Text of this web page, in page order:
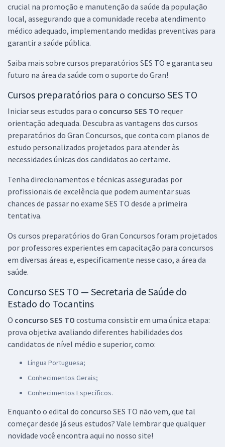
SES TO - Secretaria de Saúde do Estado do Tocantins - Gestor em
Saúde (Pós-Edital)
R$ 558,32
ou 12x deR$46,53
Economize R$ 139,58 (-20%)
SES TO - Secretaria de Saúde do Estado do Tocantins - Nutricionista
(Pós-Edital)
R$ 399,84à vista
ou 12x de
Economize R$ 99,96 (-20%)
Comprar
SES TO - Secretaria de Saúde do Estado do Tocantins - Pesquisador
Docente em Saúde Pública (Pós-Edital)
ou 12x de
R$ 32,66
Economize R$ 97,98 (-20%)
Comprar
SES TO - Secretaria de Estado de Saúde do Tocantins - Técnico em
Enfermagem (Pós-edital)
R$ 399,92
Economize R$ 99,98 (-20%)
crucial na promoção e manutenção da saúde da população
local, assegurando que a comunidade receba atendimento
médico adequado, implementando medidas preventivas para
garantir a saúde pública.
Saiba mais sobre cursos preparatórios SES TO e garanta seu
futuro na área da saúde com o suporte do Gran!
Cursos preparatórios para o concurso SES TO
Iniciar seus estudos para o concurso SES TO requer
orientação adequada. Descubra as vantagens dos cursos
preparatórios do Gran Concursos, que conta com planos de
estudo personalizados projetados para atender às
necessidades únicas dos candidatos ao certame.
Tenha direcionamentos e técnicas asseguradas por
profissionais de excelência que podem aumentar suas
chances de passar no exame SES TO desde a primeira
tentativa.
Os cursos preparatórios do Gran Concursos foram projetados
por professores experientes em capacitação para concursos
em diversas áreas e, especificamente nesse caso, a área da
saúde.
Concurso SES TO — Secretaria de Saúde do
Estado do Tocantins
O concurso SES TO costuma consistir em uma única etapa:
prova objetiva avaliando diferentes habilidades dos
candidatos de nível médio e superior, como:
Língua Portuguesa;
Conhecimentos Gerais;
Conhecimentos Específicos.
Enquanto o edital do concurso SES TO não vem, que tal
começar desde já seus estudos? Vale lembrar que qualquer
novidade você encontra aqui no nosso site!